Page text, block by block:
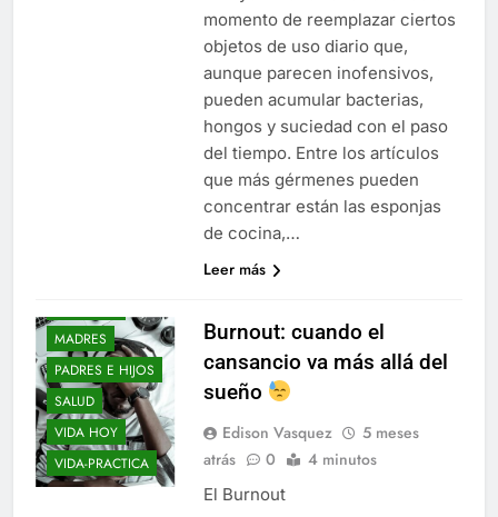
momento de reemplazar ciertos
objetos de uso diario que,
aunque parecen inofensivos,
pueden acumular bacterias,
hongos y suciedad con el paso
del tiempo. Entre los artículos
que más gérmenes pueden
concentrar están las esponjas
de cocina,…
Leer más
MADRES
PADRES E HIJOS
SALUD
VIDA HOY
VIDA-PRACTICA
Burnout: cuando el
cansancio va más allá del
sueño
Edison Vasquez
5 meses
atrás
0 4 minutos
El Burnout